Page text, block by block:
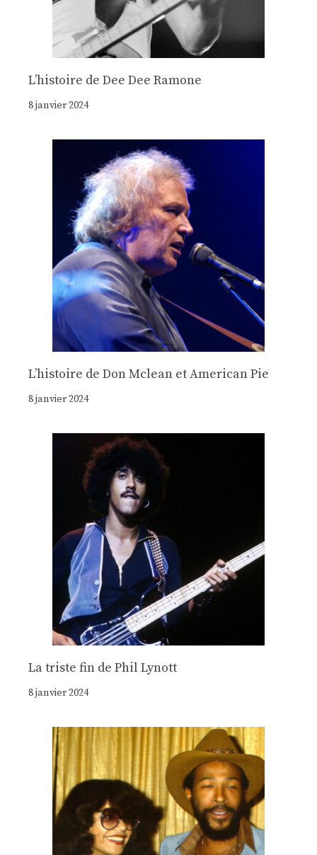
Lʼhistoire de Dee Dee Ramone
8 janvier 2024
Lʼhistoire de Don Mclean et American Pie
8 janvier 2024
La triste fin de Phil Lynott
8 janvier 2024